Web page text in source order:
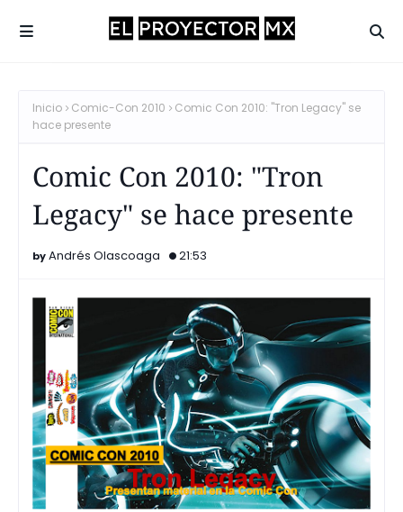
Inicio Comic-Con 2010
Comic Con 2010: "Tron Legacy" se
hace presente
Comic Con 2010: "Tron
Legacy" se hace presente
Andrés Olascoaga 21:53